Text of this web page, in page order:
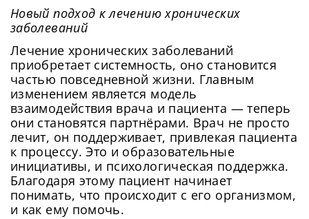
Сменить пароль!
Новый Пароль*
Придумайте пароль
Как минимум одна заглавная буква, одна
цифра и один специальный символ
Как минимум одна строчная латинская буква
Пароль должен содержать от 8 до 12 символов
Подтвердите Пароль
Нажимая на кнопку «Продолжить», а также при
регистрации и входе через аккаунты сторонних
сервисов, Вы принимаете условияПользовательского
Соглашения, в том числе касающееся обработки
Ваших персональных данных. Подробнее об
обработке данных в Политике.
Отправить
Новый подход к лечению хронических
заболеваний
Лечение хронических заболеваний
приобретает системность, оно становится
частью повседневной жизни. Главным
изменением является модель
взаимодействия врача и пациента — теперь
они становятся партнёрами. Врач не просто
лечит, он поддерживает, привлекая пациента
к процессу. Это и образовательные
инициативы, и психологическая поддержка.
Благодаря этому пациент начинает
понимать, что происходит с его организмом,
и как ему помочь.
Сейчас скорость вашего интернета
невысокая, из-за чего могут возникнуть
сложности при использовании нашего
сайта. Чтобы обеспечить более
стабильную работу, подключитесь к
быстрому соединению.
Продолжить просмотр